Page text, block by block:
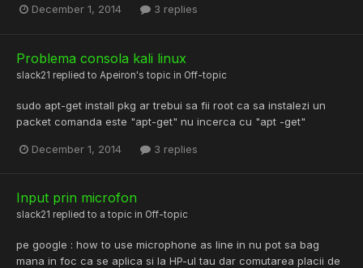
December 1, 2014 3 replies
Problema consola kali linux
slack21 replied to Apeiron's topic in Off-topic
sudo apt-get install pkg ar trebui sa fii root ca sa instalezi un
packet comanda este "apt-get" nu incerca cu "apt -get"
December 1, 2014 3 replies
Input prin microfon
slack21 replied to a topic in Off-topic
pe google : how to use microphone as line in nu pot sa bag
mana in foc ca se aplica si la HP-ul tau dar comutarea placii de